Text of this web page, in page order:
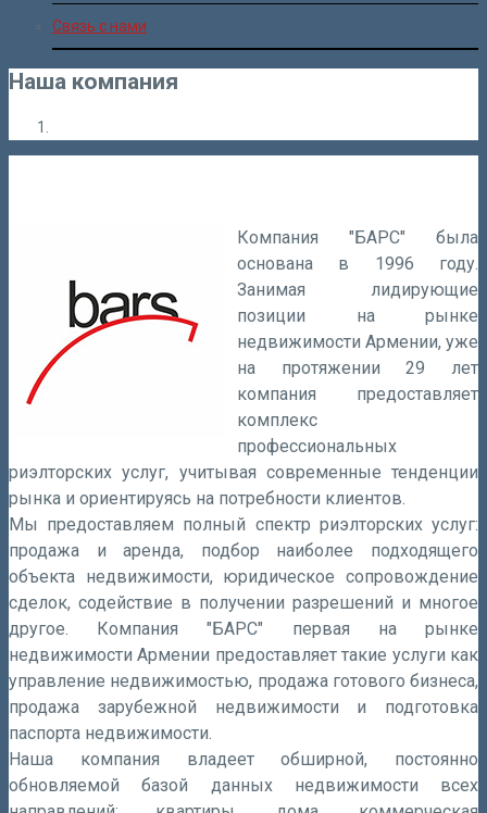
Связь с нами
Наша компания
Компания "БАРС" была
основана в 1996 году.
Занимая лидирующие
позиции на рынке
недвижимости Армении, уже
на протяжении 29 лет
компания предоставляет
комплекс
профессиональных
риэлторских услуг, учитывая современные тенденции
рынка и ориентируясь на потребности клиентов.
Мы предоставляем полный спектр риэлторских услуг:
продажа и аренда, подбор наиболее подходящего
объекта недвижимости, юридическое сопровождение
сделок, содействие в получении разрешений и многое
другое. Компания "БАРС" первая на рынке
недвижимости Армении предоставляет такие услуги как
управление недвижимостью, продажа готового бизнеса,
продажа зарубежной недвижимости и подготовка
паспорта недвижимости.
Наша компания владеет обширной, постоянно
обновляемой базой данных недвижимости всех